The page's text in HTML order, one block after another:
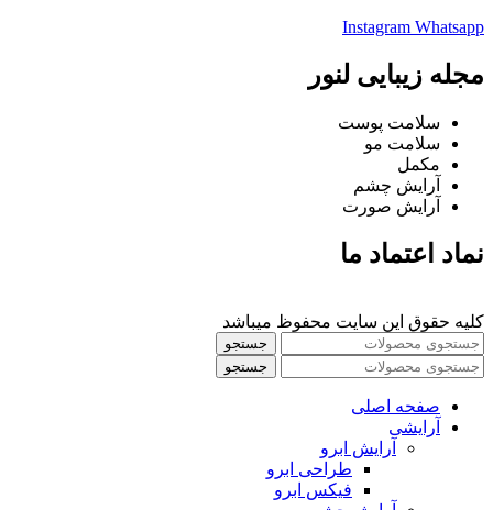
Instagram Whatsapp
مجله زیبایی لنور
سلامت پوست
سلامت مو
مکمل
آرایش چشم
آرایش صورت
نماد اعتماد ما
کلیه حقوق این سایت محفوظ میباشد
جستجو
جستجو
صفحه اصلی
آرایشی
آرايش ابرو
طراحی ابرو
فیکس ابرو